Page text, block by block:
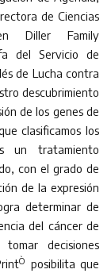
de Ciencias
Diller Family
del Servicio de
de Lucha contra
descubrimiento
de los genes de
clasificamos los
un tratamiento
con el grado de
de la expresión
determinar de
del cáncer de
decisiones
Ò
posibilita que